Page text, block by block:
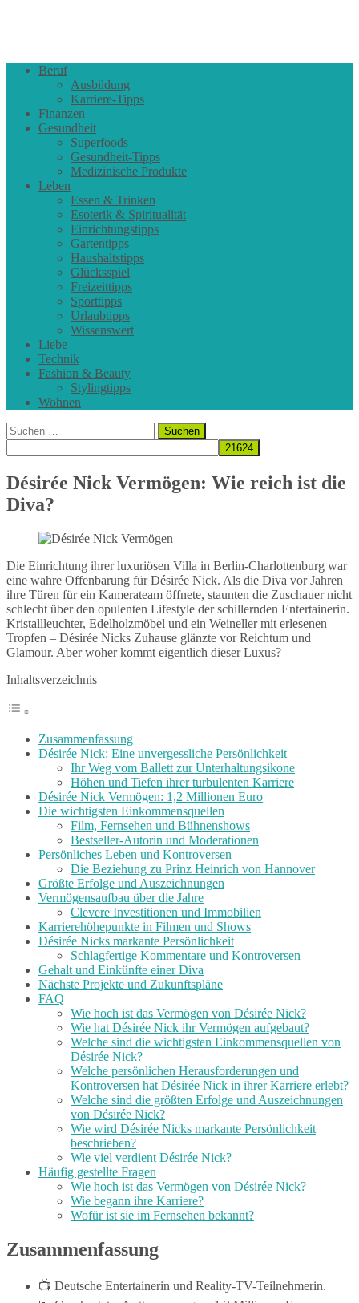
Beruf
Ausbildung
Karriere-Tipps
Finanzen
Gesundheit
Superfoods
Gesundheit-Tipps
Medizinische Produkte
Leben
Essen & Trinken
Esoterik & Spiritualität
Einrichtungstipps
Gartentipps
Haushaltstipps
Glücksspiel
Freizeittipps
Sporttipps
Urlaubtipps
Wissenswert
Liebe
Technik
Fashion & Beauty
Stylingtipps
Wohnen
Suchen
nach:
Désirée Nick Vermögen: Wie reich ist die
Diva?
Die Einrichtung ihrer luxuriösen Villa in Berlin-Charlottenburg war
eine wahre Offenbarung für Désirée Nick. Als die Diva vor Jahren
ihre Türen für ein Kamerateam öffnete, staunten die Zuschauer nicht
schlecht über den opulenten Lifestyle der schillernden Entertainerin.
Kristallleuchter, Edelholzmöbel und ein Weineller mit erlesenen
Tropfen – Désirée Nicks Zuhause glänzte vor Reichtum und
Glamour. Aber woher kommt eigentlich dieser Luxus?
Inhaltsverzeichnis
Zusammenfassung
Désirée Nick: Eine unvergessliche Persönlichkeit
Ihr Weg vom Ballett zur Unterhaltungsikone
Höhen und Tiefen ihrer turbulenten Karriere
Désirée Nick Vermögen: 1,2 Millionen Euro
Die wichtigsten Einkommensquellen
Film, Fernsehen und Bühnenshows
Bestseller-Autorin und Moderationen
Persönliches Leben und Kontroversen
Die Beziehung zu Prinz Heinrich von Hannover
Größte Erfolge und Auszeichnungen
Vermögensaufbau über die Jahre
Clevere Investitionen und Immobilien
Karrierehöhepunkte in Filmen und Shows
Désirée Nicks markante Persönlichkeit
Schlagfertige Kommentare und Kontroversen
Gehalt und Einkünfte einer Diva
Nächste Projekte und Zukunftspläne
FAQ
Wie hoch ist das Vermögen von Désirée Nick?
Wie hat Désirée Nick ihr Vermögen aufgebaut?
Welche sind die wichtigsten Einkommensquellen von
Désirée Nick?
Welche persönlichen Herausforderungen und
Kontroversen hat Désirée Nick in ihrer Karriere erlebt?
Welche sind die größten Erfolge und Auszeichnungen
von Désirée Nick?
Wie wird Désirée Nicks markante Persönlichkeit
beschrieben?
Wie viel verdient Désirée Nick?
Häufig gestellte Fragen
Wie hoch ist das Vermögen von Désirée Nick?
Wie begann ihre Karriere?
Wofür ist sie im Fernsehen bekannt?
Zusammenfassung
📺 Deutsche Entertainerin und Reality-TV-Teilnehmerin.